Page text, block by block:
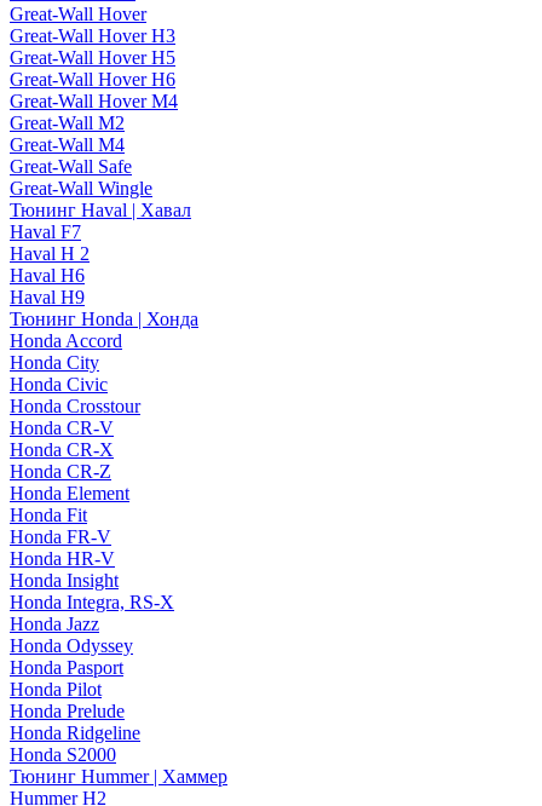
Great-Wall Hover
Great-Wall Hover H3
Great-Wall Hover H5
Great-Wall Hover H6
Great-Wall Hover M4
Great-Wall M2
Great-Wall M4
Great-Wall Safe
Great-Wall Wingle
Тюнинг Haval | Хавал
Haval F7
Haval H 2
Haval H6
Haval H9
Тюнинг Honda | Хонда
Honda Accord
Honda City
Honda Civic
Honda Crosstour
Honda CR-V
Honda CR-X
Honda CR-Z
Honda Element
Honda Fit
Honda FR-V
Honda HR-V
Honda Insight
Honda Integra, RS-X
Honda Jazz
Honda Odyssey
Honda Pasport
Honda Pilot
Honda Prelude
Honda Ridgeline
Honda S2000
Тюнинг Hummer | Хаммер
Hummer H2